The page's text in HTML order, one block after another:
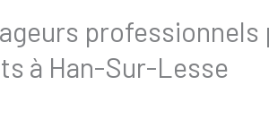
à Han-Sur-Lesse